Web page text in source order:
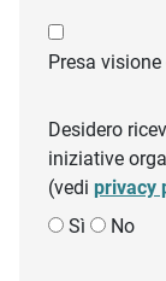
Presa visione
Desidero
iniziative
(vedi privacy
Sì
No